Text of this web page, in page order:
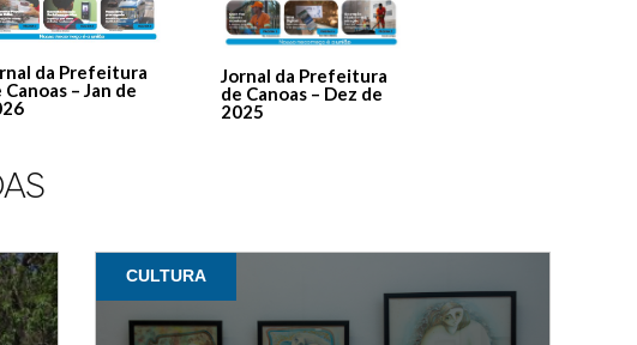
da Prefeitura
Canoas – Jan de
Jornal da Prefeitura
de Canoas – Dez de
2025
CULTURA